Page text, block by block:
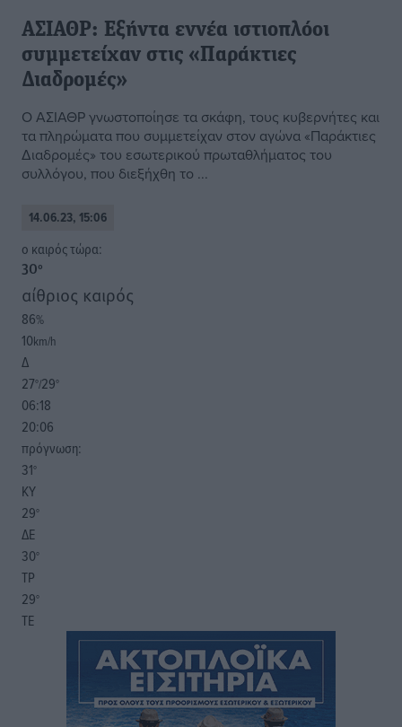
ΑΣΙΑΘΡ: Εξήντα εννέα ιστιοπλόοι
συμμετείχαν στις «Παράκτιες
Διαδρομές»
Ο ΑΣΙΑΘΡ γνωστοποίησε τα σκάφη, τους κυβερνήτες και
τα πληρώματα που συμμετείχαν στον αγώνα «Παράκτιες
Διαδρομές» του εσωτερικού πρωταθλήματος του
συλλόγου, που διεξήχθη το ...
14.06.23, 15:06
o καιρός τώρα:
30°
αίθριος καιρός
86%
10km/h
Δ
27°/29°
06:18
20:06
πρόγνωση:
31°
ΚΥ
29°
ΔΕ
30°
ΤΡ
29°
ΤΕ